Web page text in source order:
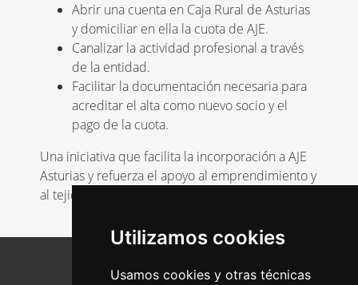
Utilizamos cookies
Usamos cookies y otras técnicas
Abrir una cuenta en Caja Rural de Asturias
y domiciliar en ella la cuota de AJE.
Canalizar la actividad profesional a través
de la entidad.
Facilitar la documentación necesaria para
acreditar el alta como nuevo socio y el
pago de la cuota.
Una iniciativa que facilita la incorporación a AJE
Asturias y refuerza el apoyo al emprendimiento y
al tejido empresarial joven de nuestra región.